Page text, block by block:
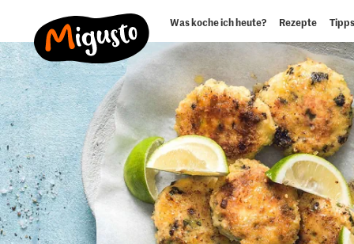
Was koche ich heute? Rezepte